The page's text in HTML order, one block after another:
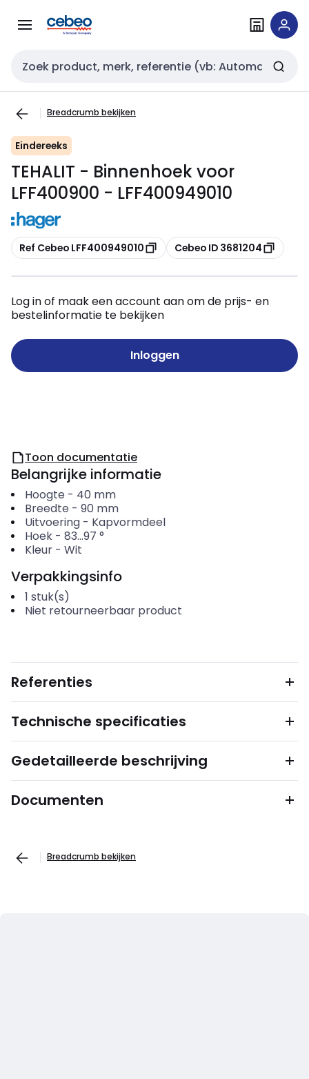
naar
naar
Zoekveld invoer
Breadcrumb bekijken
Eindereeks
TEHALIT - Binnenhoek voor
LFF400900 - LFF400949010
Kopiëren
Ref Cebeo LFF400949010 Kopiëren
Cebeo ID 3681204
Log in of maak een account aan om de prijs- en
bestelinformatie te bekijken
Inloggen
Toon documentatie
Belangrijke informatie
Hoogte - 40 mm
Breedte - 90 mm
Uitvoering- Kapvormdeel
Hoek- 83...97 °
Kleur- Wit
Verpakkingsinfo
1 stuk(s)
Niet retourneerbaar product
Referenties
Technische specificaties
Gedetailleerde beschrijving
Documenten
Breadcrumb bekijken